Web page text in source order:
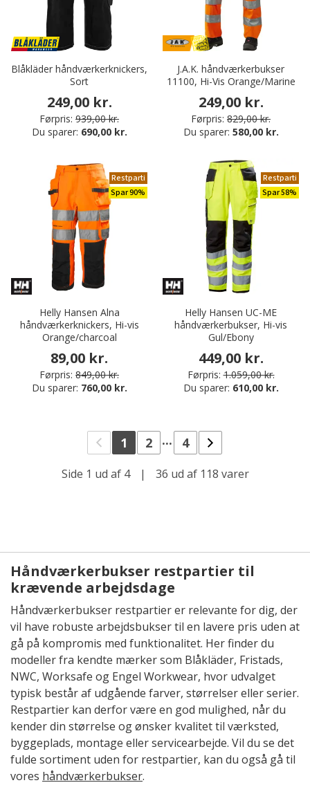
Blåkläder håndværkerknickers,
Sort
249,00 kr.
Førpris: 939,00 kr.
Du sparer: 690,00 kr.
J.A.K. håndværkerbukser
11100, Hi-Vis Orange/Marine
249,00 kr.
Førpris: 829,00 kr.
Du sparer: 580,00 kr.
Restparti
Spar 90%
Helly Hansen Alna
håndværkerknickers, Hi-vis
Orange/charcoal
89,00 kr.
Førpris: 849,00 kr.
Du sparer: 760,00 kr.
Restparti
Spar 58%
Helly Hansen UC-ME
håndværkerbukser, Hi-vis
Gul/Ebony
449,00 kr.
Førpris: 1.059,00 kr.
Du sparer: 610,00 kr.
1 2 ... 4
Side 1 ud af 4 | 36 ud af 118 varer
Håndværkerbukser restpartier til
krævende arbejdsdage
Håndværkerbukser restpartier er relevante for dig, der
vil have robuste arbejdsbukser til en lavere pris uden at
gå på kompromis med funktionalitet. Her finder du
modeller fra kendte mærker som Blåkläder, Fristads,
NWC, Worksafe og Engel Workwear, hvor udvalget
typisk består af udgående farver, størrelser eller serier.
Restpartier kan derfor være en god mulighed, når du
kender din størrelse og ønsker kvalitet til værksted,
byggeplads, montage eller servicearbejde. Vil du se det
fulde sortiment uden for restpartier, kan du også gå til
vores håndværkerbukser.